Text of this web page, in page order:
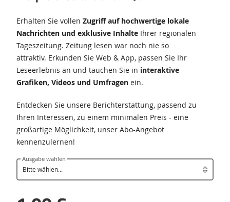
Erhalten Sie vollen Zugriff auf hochwertige lokale
Nachrichten und exklusive Inhalte Ihrer regionalen
Tageszeitung. Zeitung lesen war noch nie so
attraktiv. Erkunden Sie Web & App, passen Sie Ihr
Leseerlebnis an und tauchen Sie in interaktive
Grafiken, Videos und Umfragen ein.
Entdecken Sie unsere Berichterstattung, passend zu
Ihren Interessen, zu einem minimalen Preis - eine
großartige Möglichkeit, unser Abo-Angebot
kennenzulernen!
Ausgabe wählen